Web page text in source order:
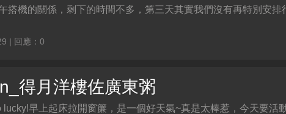
搭機的關係，剩下的時間不多，第三天其實我們沒有再特別安排
| 回應：0
得月洋樓佐廣東粥
lucky!早上起床拉開窗簾，是一個好天氣~真是太棒惹，今天要活